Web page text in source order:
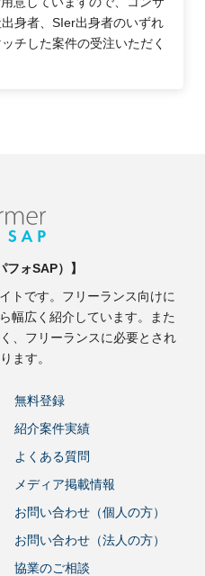
身者、SIer出身者のいずれ
チした案件の受注いただく
ォSAP）】
トです。フリーランス向けに
幅広く紹介しています。また
、フリーランスに必要とされ
ます。
無料登録
紹介案件実績
よくある質問
メディア掲載情報
お問い合わせ（個人の方）
お問い合わせ（法人の方）
協業のご相談